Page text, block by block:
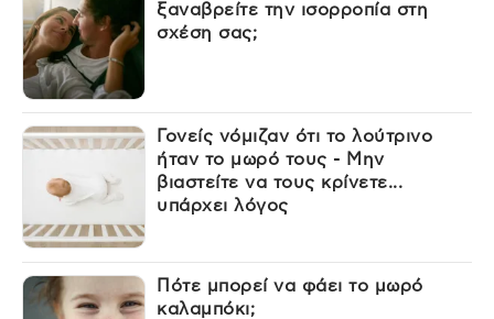
ξαναβρείτε την ισορροπία στη
σχέση σας;
Γονείς νόμιζαν ότι το λούτρινο
ήταν το μωρό τους - Μην
βιαστείτε να τους κρίνετε...
υπάρχει λόγος
Πότε μπορεί να φάει το μωρό
καλαμπόκι;